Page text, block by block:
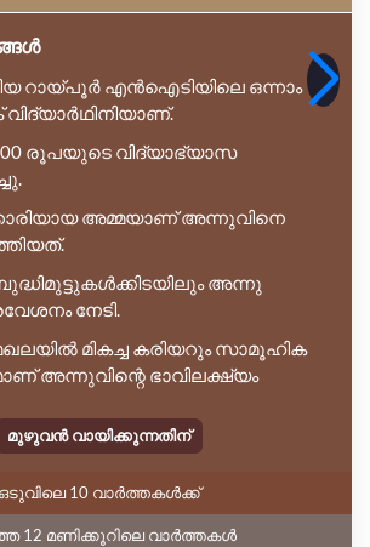
റായ്പൂർ എൻഐടിയിലെ ഒന്നാം
രൂപയുടെ വിദ്യാഭ്യാസ
അമ്മയാണ് അന്നുവിനെ
അന്നു
നേടി.
മികച്ച കരിയറും സാമൂഹിക
അന്നുവിന്റെ ഭാവിലക്ഷ്യം
മുഴുവൻ വായിക്കുന്നതിന്
ഒടുവിലെ 10 വാർത്തകൾക്ക്
12 മണിക്കൂറിലെ വാർത്തകൾ